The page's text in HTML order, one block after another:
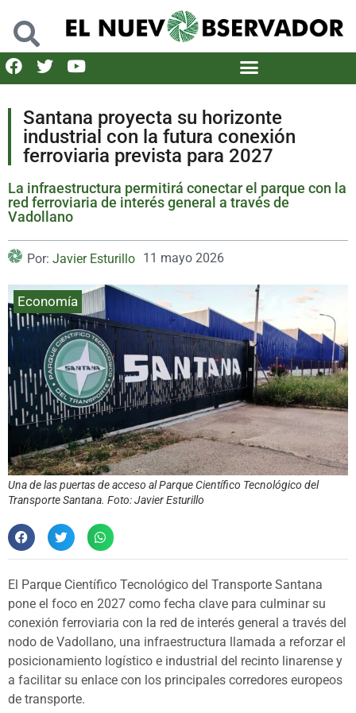
Santana proyecta su horizonte
industrial con la futura conexión
ferroviaria prevista para 2027
La infraestructura permitirá conectar el parque con la
red ferroviaria de interés general a través de
Vadollano
Por: Javier Esturillo 11 mayo 2026
Economía
Una de las puertas de acceso al Parque Científico Tecnológico del
Transporte Santana. Foto: Javier Esturillo
El Parque Científico Tecnológico del Transporte Santana
pone el foco en 2027 como fecha clave para culminar su
conexión ferroviaria con la red de interés general a través del
nodo de Vadollano, una infraestructura llamada a reforzar el
posicionamiento logístico e industrial del recinto linarense y
a facilitar su enlace con los principales corredores europeos
de transporte.